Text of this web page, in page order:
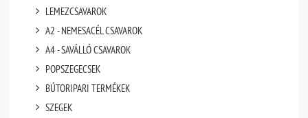
LEMEZCSAVAROK
A2 - NEMESACÉL CSAVAROK
A4 - SAVÁLLÓ CSAVAROK
POPSZEGECSEK
BÚTORIPARI TERMÉKEK
SZEGEK